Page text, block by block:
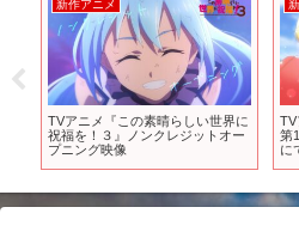
新作アニメ
TVアニメ『この素晴らしい世界に
祝福を！３』ノンクレジットオー
プニング映像
TV
第
に